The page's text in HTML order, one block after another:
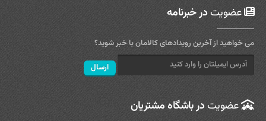
عضویتدر خبرنامه
می خواهید از آخرین رویدادهای کالامان با خبر شوید؟
عضویت در باشگاه مشتریان